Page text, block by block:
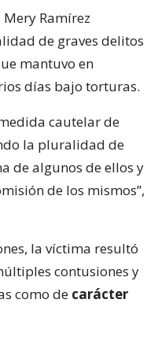
Ramírez
de graves delitos
mantuvo en
días bajo torturas.
cautelar de
la pluralidad de
de algunos de ellos y
de los mismos”,
la víctima resultó
contusiones y
como de carácter